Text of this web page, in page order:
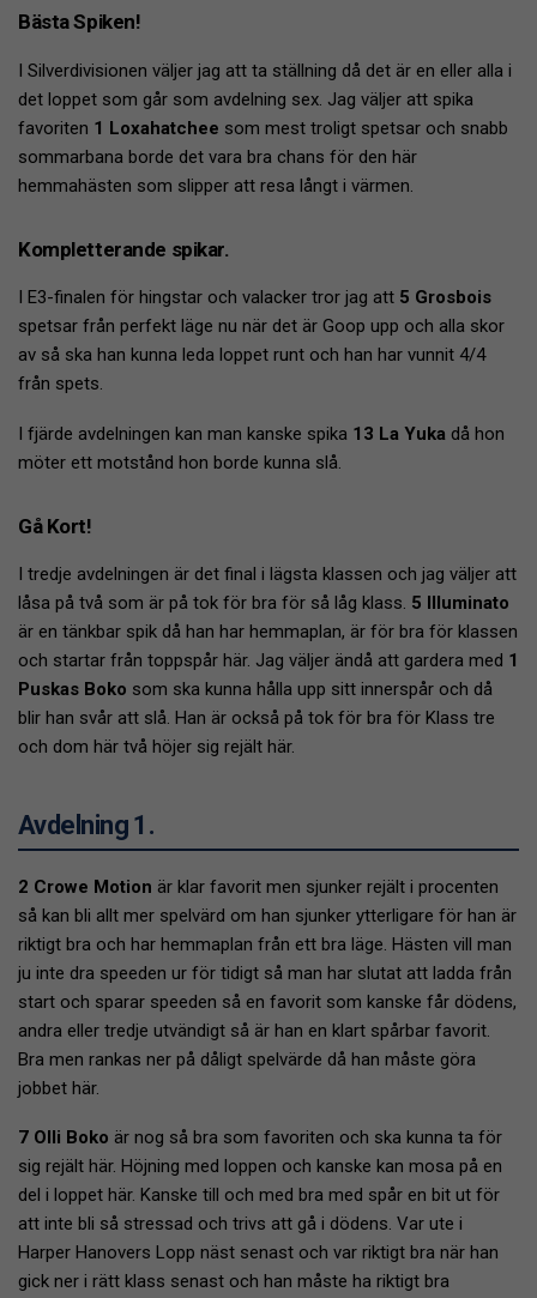
Bästa Spiken!
I Silverdivisionen väljer jag att ta ställning då det är en eller alla i
det loppet som går som avdelning sex. Jag väljer att spika
favoriten 1 Loxahatchee som mest troligt spetsar och snabb
sommarbana borde det vara bra chans för den här
hemmahästen som slipper att resa långt i värmen.
Kompletterande spikar.
I E3-finalen för hingstar och valacker tror jag att 5 Grosbois
spetsar från perfekt läge nu när det är Goop upp och alla skor
av så ska han kunna leda loppet runt och han har vunnit 4/4
från spets.
I fjärde avdelningen kan man kanske spika 13 La Yuka då hon
möter ett motstånd hon borde kunna slå.
Gå Kort!
I tredje avdelningen är det final i lägsta klassen och jag väljer att
låsa på två som är på tok för bra för så låg klass. 5 Illuminato
är en tänkbar spik då han har hemmaplan, är för bra för klassen
och startar från toppspår här. Jag väljer ändå att gardera med 1
Puskas Boko som ska kunna hålla upp sitt innerspår och då
blir han svår att slå. Han är också på tok för bra för Klass tre
och dom här två höjer sig rejält här.
Avdelning 1.
2 Crowe Motion är klar favorit men sjunker rejält i procenten
så kan bli allt mer spelvärd om han sjunker ytterligare för han är
riktigt bra och har hemmaplan från ett bra läge. Hästen vill man
ju inte dra speeden ur för tidigt så man har slutat att ladda från
start och sparar speeden så en favorit som kanske får dödens,
andra eller tredje utvändigt så är han en klart spårbar favorit.
Bra men rankas ner på dåligt spelvärde då han måste göra
jobbet här.
7 Olli Boko är nog så bra som favoriten och ska kunna ta för
sig rejält här. Höjning med loppen och kanske kan mosa på en
del i loppet här. Kanske till och med bra med spår en bit ut för
att inte bli så stressad och trivs att gå i dödens. Var ute i
Harper Hanovers Lopp näst senast och var riktigt bra när han
gick ner i rätt klass senast och han måste ha riktigt bra